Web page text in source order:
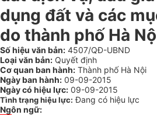
dụng đất và các
do thành phố Hà
Số hiệu văn bản: 4507/QĐ-UBND
Loại văn bản: Quyết định
Cơ quan ban hành: Thành phố Hà Nội
Ngày ban hành: 09-09-2015
Ngày có hiệu lực: 09-09-2015
Tình trạng hiệu lực: Đang có hiệu lực
Ngôn ngữ: